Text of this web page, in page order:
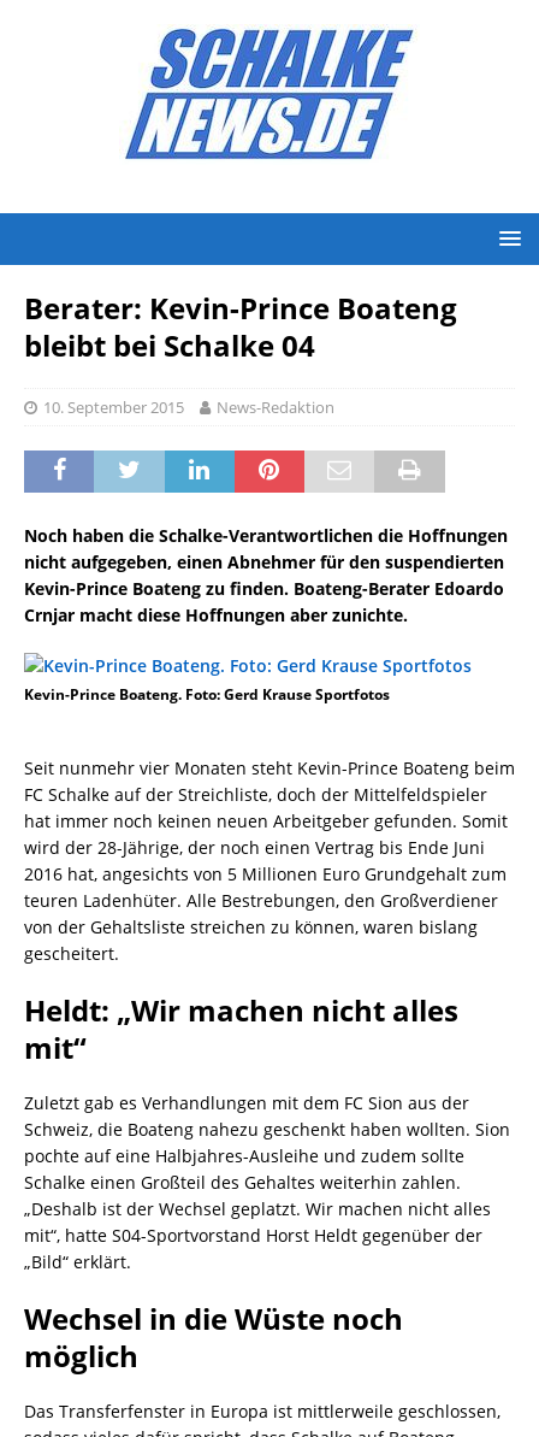
Berater: Kevin-Prince Boateng
bleibt bei Schalke 04
10. September 2015 News-Redaktion
Noch haben die Schalke-Verantwortlichen die Hoffnungen
nicht aufgegeben, einen Abnehmer für den suspendierten
Kevin-Prince Boateng zu finden. Boateng-Berater Edoardo
Crnjar macht diese Hoffnungen aber zunichte.
Kevin-Prince Boateng. Foto: Gerd Krause Sportfotos
Seit nunmehr vier Monaten steht Kevin-Prince Boateng beim
FC Schalke auf der Streichliste, doch der Mittelfeldspieler
hat immer noch keinen neuen Arbeitgeber gefunden. Somit
wird der 28-Jährige, der noch einen Vertrag bis Ende Juni
2016 hat, angesichts von 5 Millionen Euro Grundgehalt zum
teuren Ladenhüter. Alle Bestrebungen, den Großverdiener
von der Gehaltsliste streichen zu können, waren bislang
gescheitert.
Heldt: „Wir machen nicht alles
mit“
Zuletzt gab es Verhandlungen mit dem FC Sion aus der
Schweiz, die Boateng nahezu geschenkt haben wollten. Sion
pochte auf eine Halbjahres-Ausleihe und zudem sollte
Schalke einen Großteil des Gehaltes weiterhin zahlen.
„Deshalb ist der Wechsel geplatzt. Wir machen nicht alles
mit“, hatte S04-Sportvorstand Horst Heldt gegenüber der
„Bild“ erklärt.
Wechsel in die Wüste noch
möglich
Das Transferfenster in Europa ist mittlerweile geschlossen,